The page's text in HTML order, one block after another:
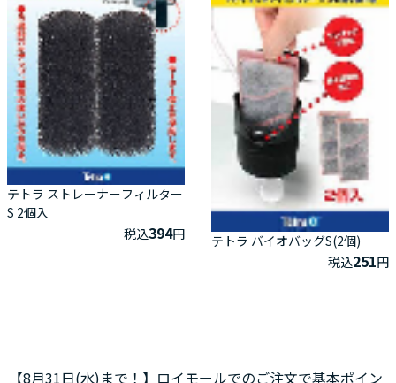
テトラ ストレーナーフィルター
S 2個入
税込394円
テトラ バイオバッグS(2個)
税込251円
【8月31日(水)まで！】ロイモールでのご注文で基本ポイン